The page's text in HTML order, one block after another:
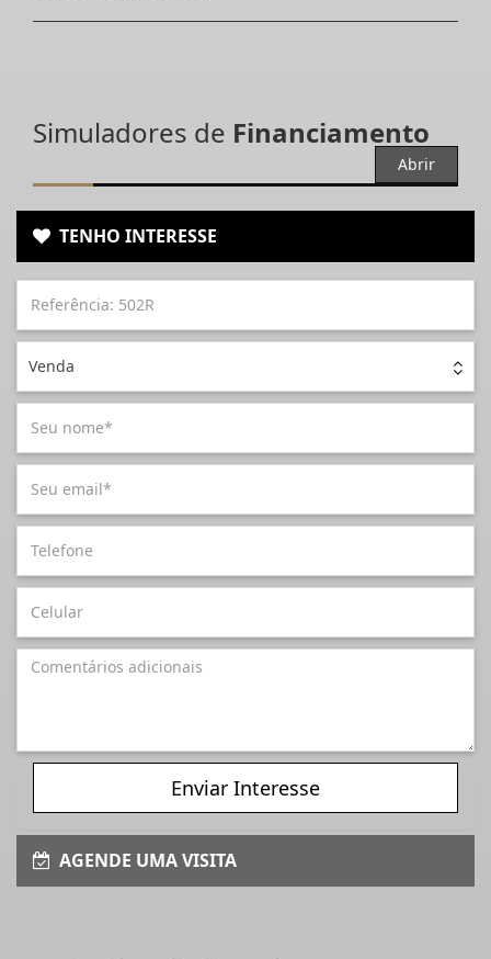
Simuladores de Financiamento
Abrir
TENHO INTERESSE
Venda
Enviar Interesse
AGENDE UMA VISITA